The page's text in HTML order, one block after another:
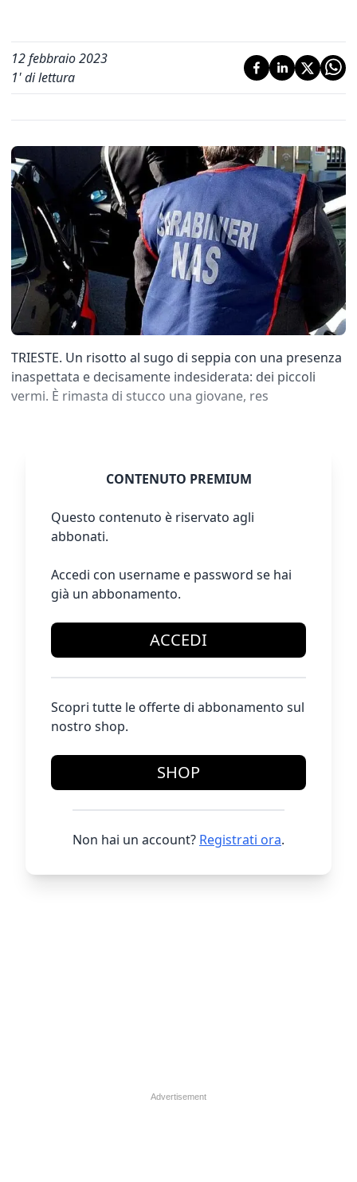
12 febbraio 2023
1' di lettura
TRIESTE. Un risotto al sugo di seppia con una presenza
inaspettata e decisamente indesiderata: dei piccoli
vermi. È rimasta di stucco una giovane, res
CONTENUTO PREMIUM
Questo contenuto è riservato agli
abbonati.
Accedi con username e password se hai
già un abbonamento.
ACCEDI
Scopri tutte le offerte di abbonamento sul
nostro shop.
SHOP
Non hai un account? Registrati ora.